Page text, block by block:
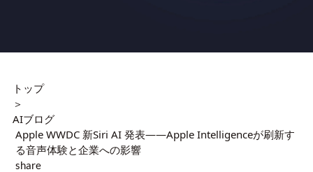
トップ
＞
AIブログ
Apple WWDC 新Siri AI 発表——Apple Intelligenceが刷新す
る音声体験と企業への影響
share